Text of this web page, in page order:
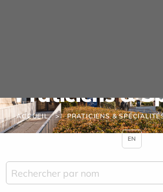
Praticiens &
ACCUEIL PRATICIENS &
EN